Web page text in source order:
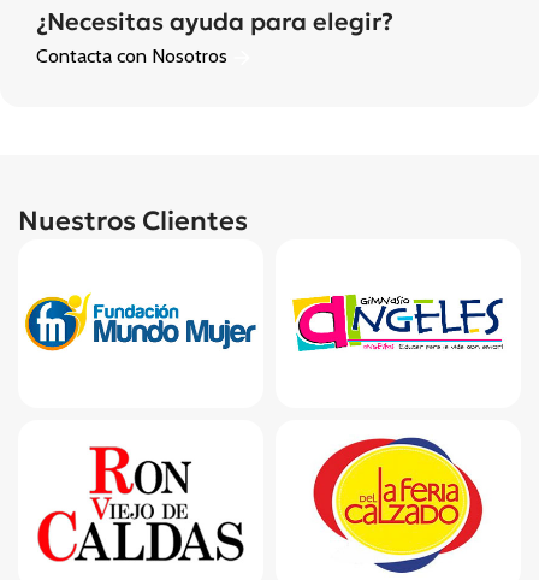
¿Necesitas ayuda para elegir?
Contacta con Nosotros
Nuestros Clientes